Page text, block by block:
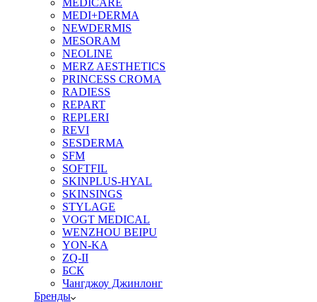
MEDI+DERMA
NEWDERMIS
MESORAM
NEOLINE
MERZ AESTHETICS
PRINCESS CROMA
RADIESS
REPART
REPLERI
REVI
SESDERMA
SFM
SOFTFIL
SKINPLUS-HYAL
SKINSINGS
STYLAGE
VOGT MEDICAL
WENZHOU BEIPU
YON-KA
ZQ-II
БСК
Чангджоу Джинлонг
Бренды